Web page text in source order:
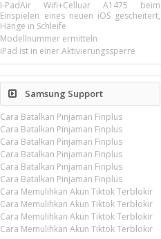
I-PadAir Wifi+Celluar A1475 beim
Einspielen eines neuen iOS gescheitert,
Hänge in Schleife
Modellnummer ermitteln
iPad ist in einer Aktivierungssperre
Samsung Support
Cara Batalkan Pinjaman Finplus
Cara Batalkan Pinjaman Finplus
Cara Batalkan Pinjaman Finplus
Cara Batalkan Pinjaman Finplus
Cara Batalkan Pinjaman Finplus
Cara Batalkan Pinjaman Finplus
Cara Memulihkan Akun Tiktok Terblokir
Cara Memulihkan Akun Tiktok Terblokir
Cara Memulihkan Akun Tiktok Terblokir
Cara Memulihkan Akun Tiktok Terblokir